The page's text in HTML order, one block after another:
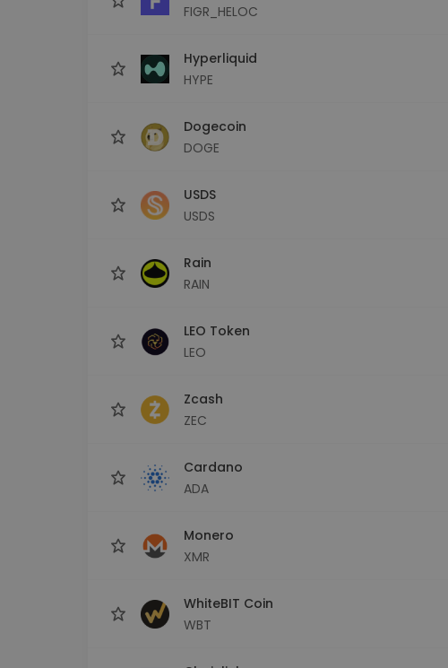
FIGR_HELOC
Hyperliquid
HYPE
Dogecoin
DOGE
USDS
USDS
Rain
RAIN
LEO Token
LEO
Zcash
ZEC
Cardano
ADA
Monero
XMR
WhiteBIT Coin
WBT